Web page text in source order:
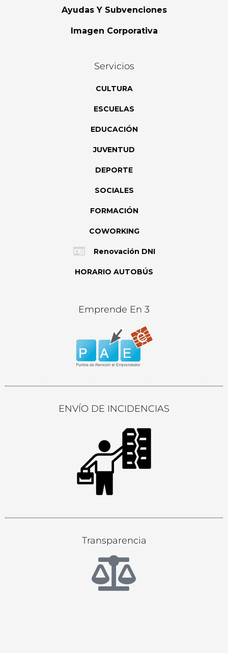
Ayudas Y Subvenciones
Imagen Corporativa
Servicios
CULTURA
ESCUELAS
EDUCACIÓN
JUVENTUD
DEPORTE
SOCIALES
FORMACIÓN
COWORKING
Renovación DNI
HORARIO AUTOBÚS
Emprende En 3
ENVÍO DE INCIDENCIAS
Transparencia